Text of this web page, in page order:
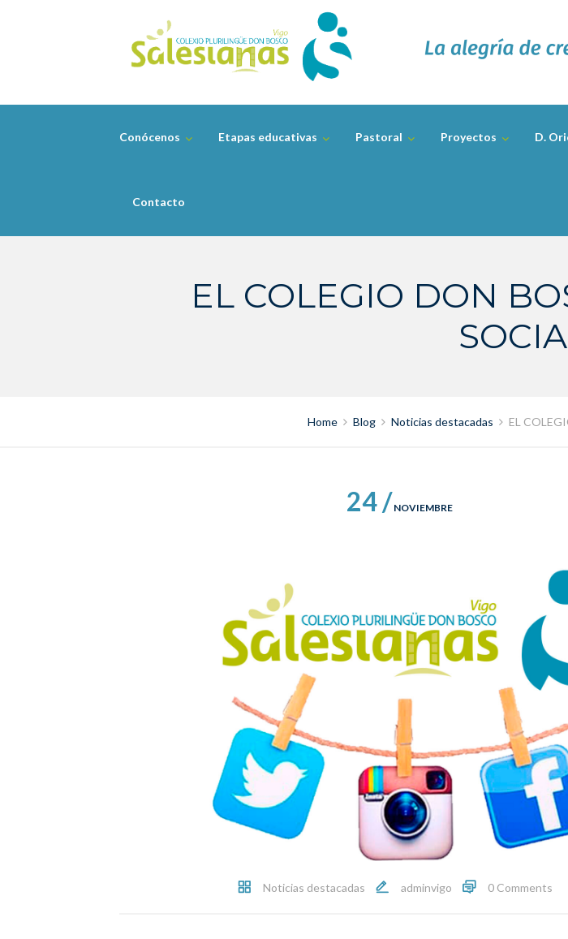
Conócenos Etapas educativas Pastoral Proyectos D.
Contacto
EL COLEGIO DON
Home Blog Noticias destacadas EL
24 / NOVIEMBRE
Noticias destacadas adminvigo 0 Comments